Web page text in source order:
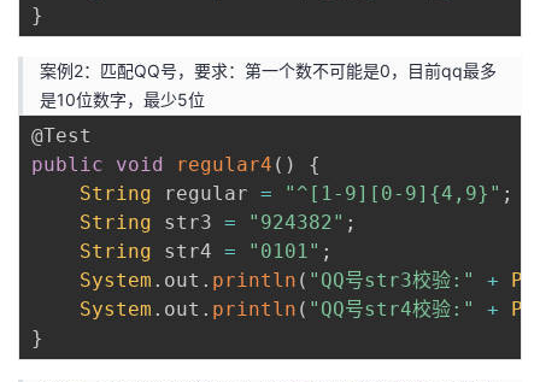
}
案例2：匹配QQ号，要求：第一个数不可能是0，目前qq最多
是10位数字，最少5位
@Test
public
void regular4 ( )
{
String regular = "^[1-9][0-9]{4,9}" ;
String str3 = "924382" ;
String str4 = "0101" ;
System . out . println ( "QQ号str3校验:" +
System . out . println ( "QQ号str4校验:" +
}